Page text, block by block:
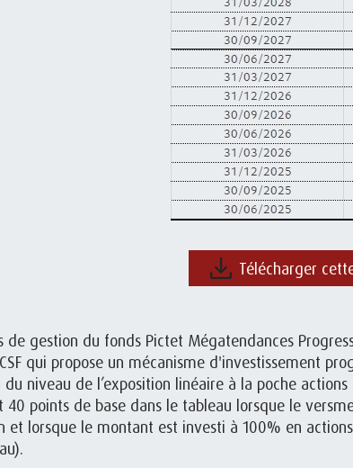
Télécharger
de gestion du fonds Pictet Mégatendances
qui propose un mécanisme d'investissement
niveau de l’exposition linéaire à la poche actions
40 points de base dans le tableau lorsque le
et lorsque le montant est investi à 100% en